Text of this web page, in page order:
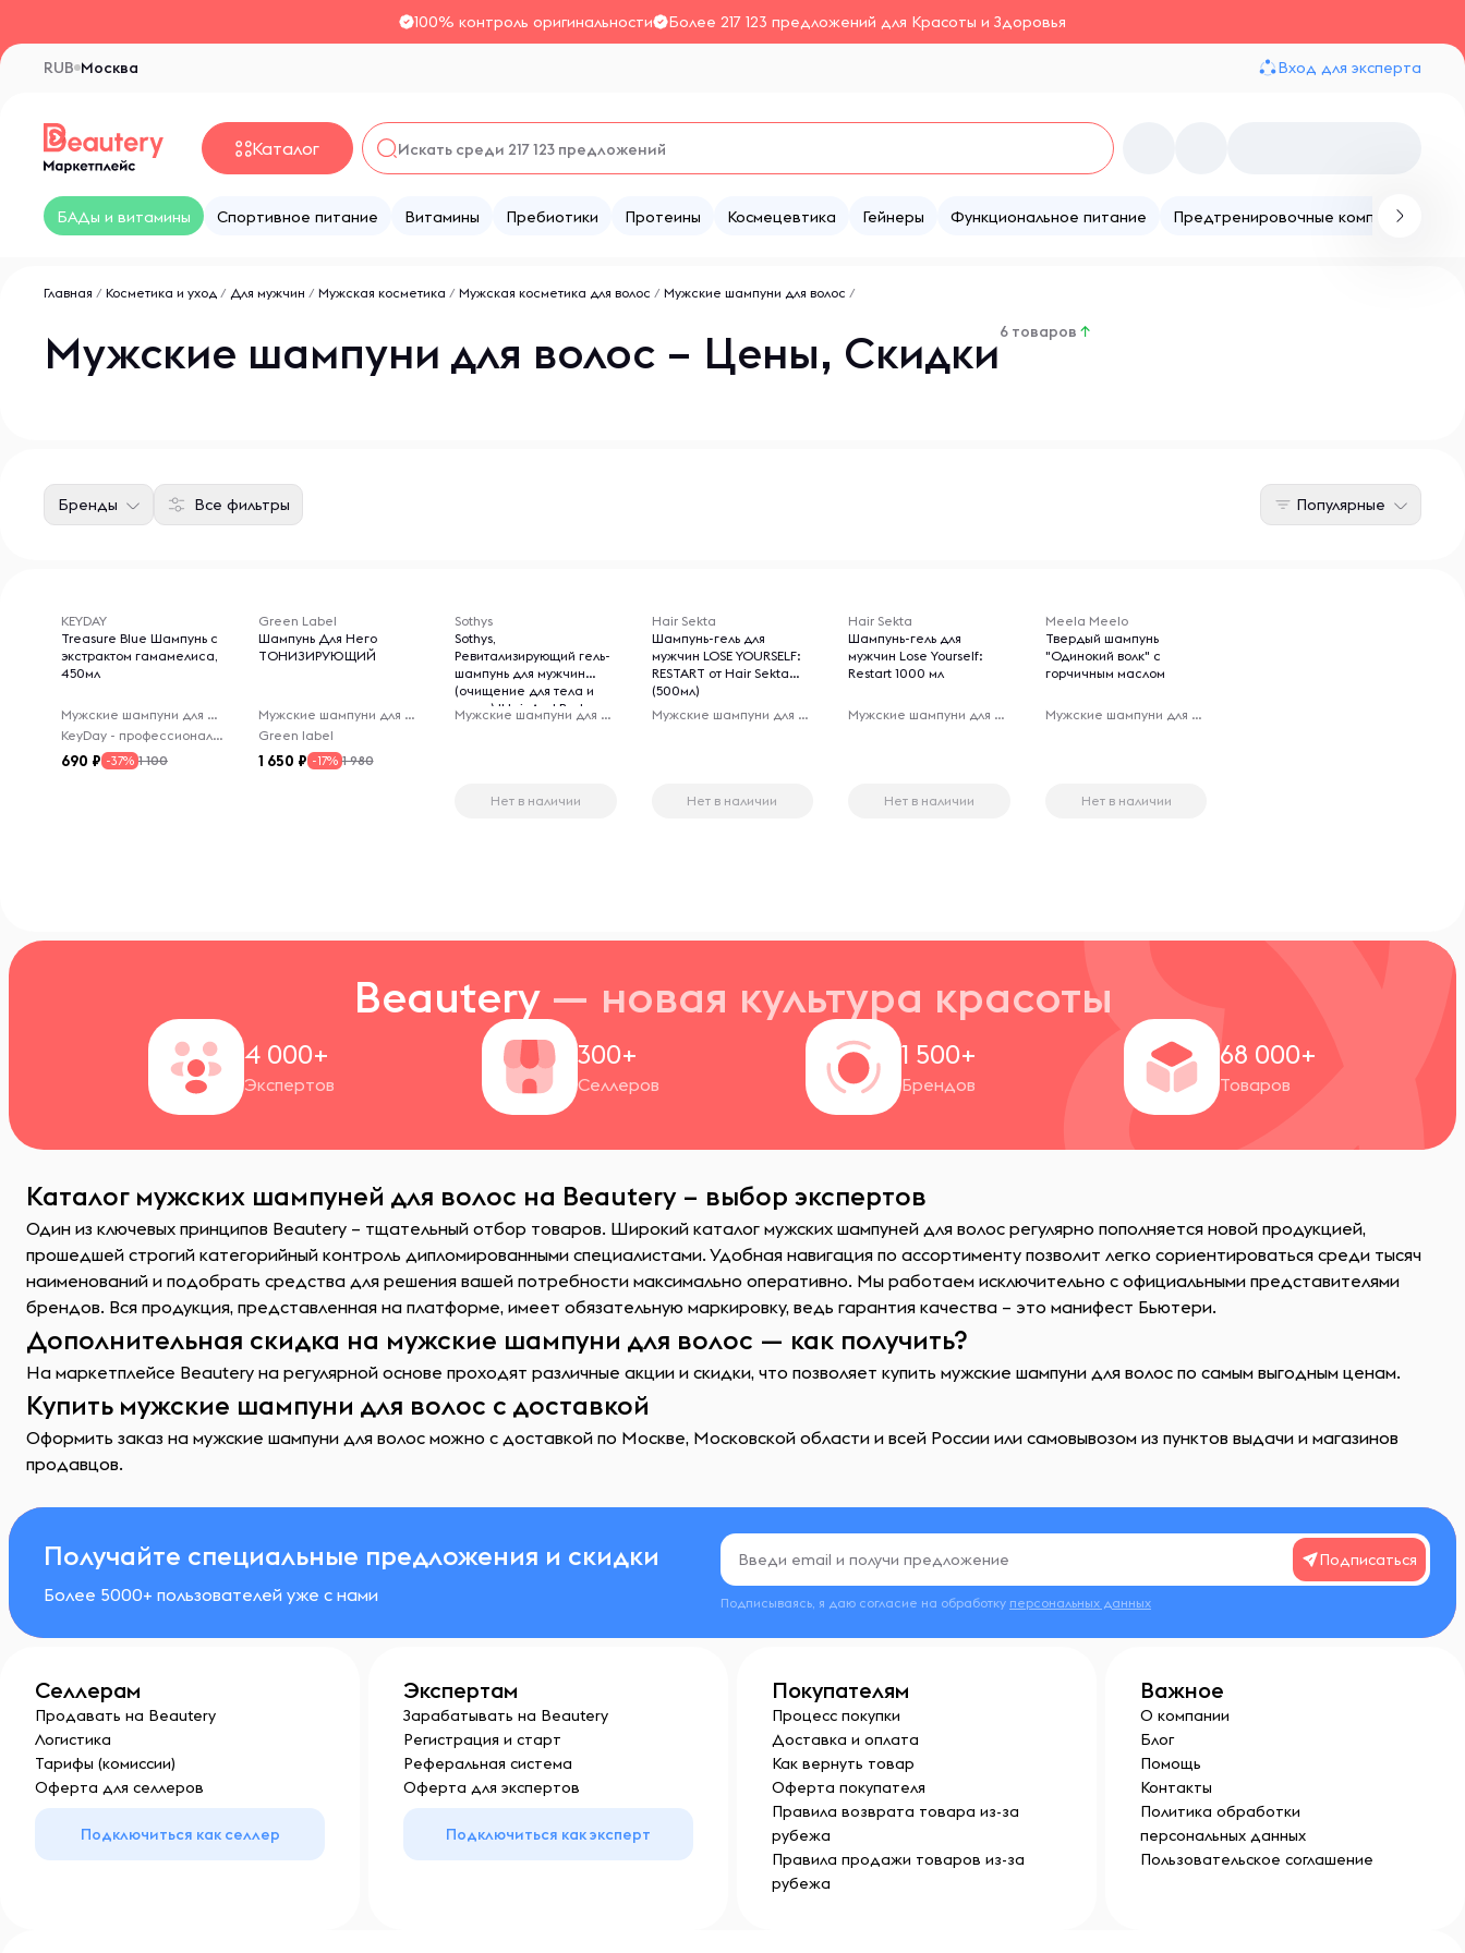
100% контроль оригинальности Более 217 123 предложений для Красоты и Здоровья
Москва
RUB Вход для эксперта
Каталог
БАДы и витамины Спортивное питание Витамины Пребиотики Протеины Космецевтика Гейнеры Функциональное питание Предтренировочные комплексы
Главная / Косметика и уход / Для мужчин / Мужская косметика / Мужская косметика для волос / Мужские шампуни для волос /
Мужские шампуни для волос – Цены, Скидки6 товаров ↑
Все фильтры
Бренды Популярные
KEYDAY
Treasure Blue Шампунь с
экстрактом гамамелиса,
450мл
Мужские шампуни для волос
KeyDay - профессиональная линия для волос
690 -37% 1 100
Green Label
Шампунь Для Него
ТОНИЗИРУЮЩИЙ
Мужские шампуни для волос
Green label
1 650 -17% 1 980
Sothys
Sothys,
Ревитализирующий гель-
шампунь для мужчин
(очищение для тела и
волос) 'Hair And Body
Revitalizing Gel Cleanser'
Мужские шампуни для волос
Нет в наличии
Hair Sekta
Шампунь-гель для
мужчин LOSE YOURSELF:
RESTART от Hair Sekta
(500мл)
Мужские шампуни для волос
Нет в наличии
Hair Sekta
Шампунь-гель для
мужчин Lose Yourself:
Restart 1000 мл
Мужские шампуни для волос
Нет в наличии
Meela Meelo
Твердый шампунь
"Одинокий волк" с
горчичным маслом
Мужские шампуни для волос
Нет в наличии
Beautery — новая культура красоты
4 000+
Экспертов
300+
Селлеров
1 500+
Брендов
68 000+
Товаров
Каталог мужских шампуней для волос на Beautery – выбор экспертов
Один из ключевых принципов Beautery – тщательный отбор товаров. Широкий каталог мужских шампуней для волос регулярно пополняется новой продукцией,
прошедшей строгий категорийный контроль дипломированными специалистами. Удобная навигация по ассортименту позволит легко сориентироваться среди тысяч
наименований и подобрать средства для решения вашей потребности максимально оперативно. Мы работаем исключительно с официальными представителями
брендов. Вся продукция, представленная на платформе, имеет обязательную маркировку, ведь гарантия качества – это манифест Бьютери.
Дополнительная скидка на мужские шампуни для волос — как получить?
На маркетплейсе Beautery на регулярной основе проходят различные акции и скидки, что позволяет купить мужские шампуни для волос по самым выгодным ценам.
Купить мужские шампуни для волос с доставкой
Оформить заказ на мужские шампуни для волос можно с доставкой по Москве, Московской области и всей России или самовывозом из пунктов выдачи и магазинов
продавцов.
Получайте специальные предложения и скидки
Более 5000+ пользователей уже с нами
Подписаться
Подписываясь, я даю согласие на обработку персональных данных
Селлерам
Продавать на Beautery
Логистика
Тарифы (комиссии)
Оферта для селлеров
Подключиться как селлер
Экспертам
Зарабатывать на Beautery
Регистрация и старт
Реферальная система
Оферта для экспертов
Подключиться как эксперт
Покупателям
Процесс покупки
Доставка и оплата
Как вернуть товар
Оферта покупателя
Правила возврата товара из-за
рубежа
Правила продажи товаров из-за
рубежа
Важное
О компании
Блог
Помощь
Контакты
Политика обработки
персональных данных
Пользовательское соглашение